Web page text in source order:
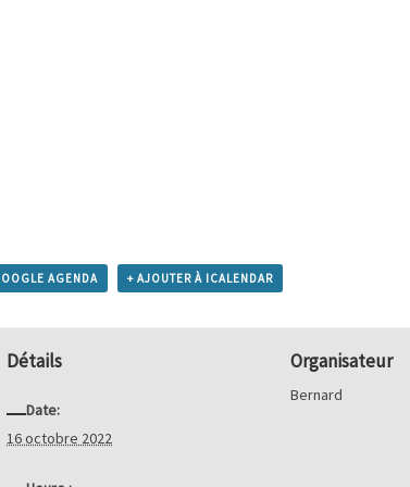
AGENDA + AJOUTER À ICALENDAR
Détails
Date:
16 octobre 2022
Organisateur
Bernard